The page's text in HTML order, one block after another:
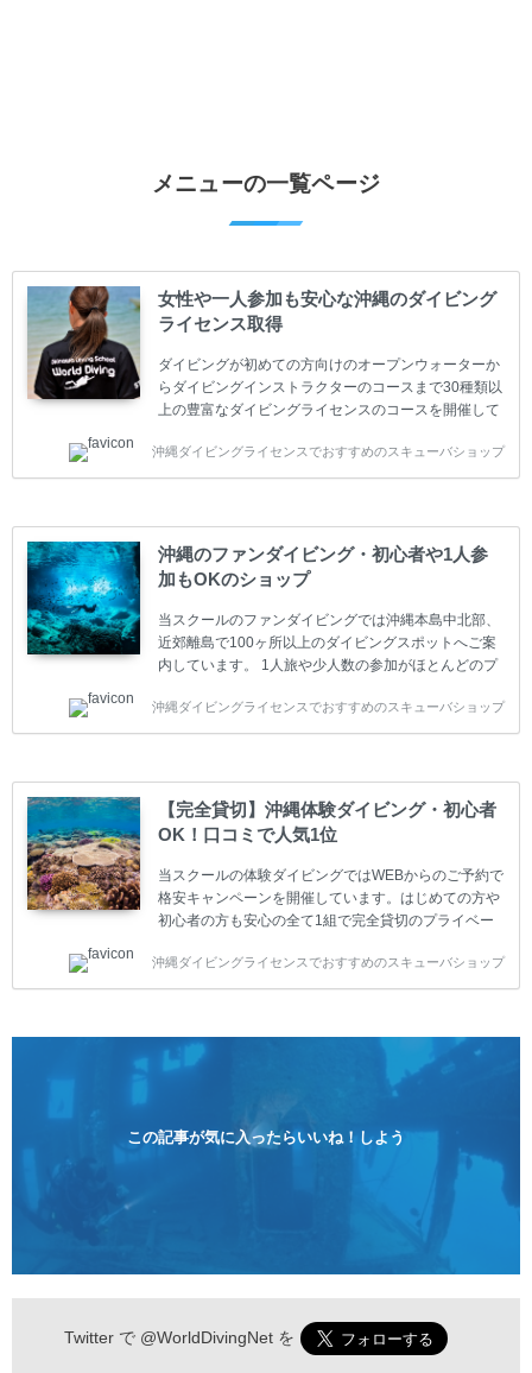
メニューの一覧ページ
女性や一人参加も安心な沖縄のダイビング
ライセンス取得
ダイビングが初めての方向けのオープンウォーターか
らダイビングインストラクターのコースまで30種類以
上の豊富なダイビングライセンスのコースを開催して
(TEC)のコースもご用意しています。 当スクールを受
講するお客様は一人参加などの少人数のご参加が最も
は年間を通じてキャンペーンを行っています。 ベーシ
ックダイバー(Cカード) 1日間+eラーニング 最安値キ
ャンペーン ￥22800(税込) ￥16800(税込) 器材 / 送
迎 / 保険 / 全て込み ダイビング...
沖縄ダイビングライセンスでおすすめのスキューバショップ
沖縄のファンダイビング・初心者や1人参
加もOKのショップ
当スクールのファンダイビングでは沖縄本島中北部、
近郊離島で100ヶ所以上のダイビングスポットへご案
内しています。 1人旅や少人数の参加がほとんどのプ
の方も安心して楽しめるようにリフレッシュダイビン
グコースもご用意しています。お1人様も初心者の方
ーター様はファンダイビングの全てのコース費が
10%OFF、フル器材レンタルが50%OFFになります。
沖縄本島周辺ビーチ・ファンダイビング ￥13800(税
込)【 2ビーチ 】 ウエイト / タンク / 送迎...
沖縄ダイビングライセンスでおすすめのスキューバショップ
【完全貸切】沖縄体験ダイビング・初心者
OK！口コミで人気1位
当スクールの体験ダイビングではWEBからのご予約で
格安キャンペーンを開催しています。はじめての方や
初心者の方も安心の全て1組で完全貸切のプライベー
1人様から気軽にご参加ください。 全てのコースで高
画質の記念撮影&水中撮影付きです。初心者の方やダ
ンペーン！！￥16800 ￥11800(税込) 器材 / 送迎 / 保
険 / 全て込み ダイビングがはじめての方や初心者でも
気軽に体験できる半日のコース。沖縄本島のビーチか
らのんびりダイビングを楽しめます...
沖縄ダイビングライセンスでおすすめのスキューバショップ
この記事が気に入ったらいいね！しよう
Twitter で @WorldDivingNetを